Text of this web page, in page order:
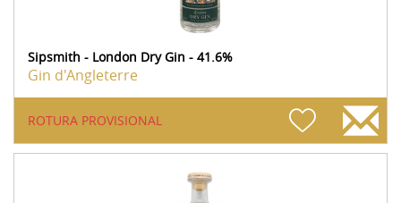
Sipsmith - London Dry Gin - 41.6%
Gin d'Angleterre
ROTURA PROVISIONAL